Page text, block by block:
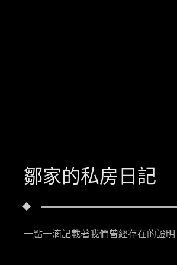
鄒家的私房日記
一點一滴記載著我們曾經存在的證明